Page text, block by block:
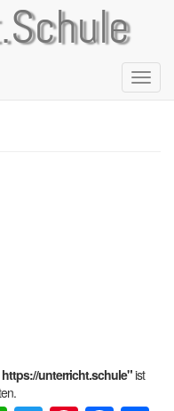
unterricht.schule"ist